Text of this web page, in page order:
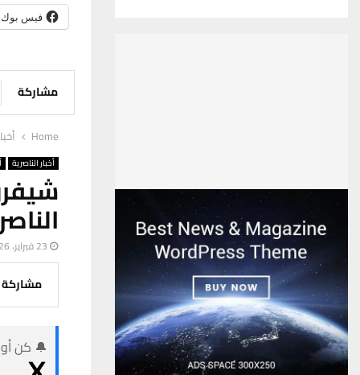
فيس بوك
مشاركة
Home
أخبار الناصرية
23 فبراير، 2026
مشاركة
🔔 كن